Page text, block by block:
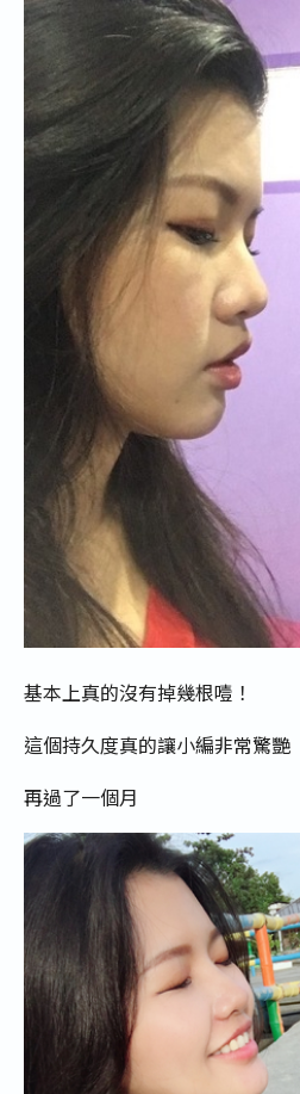
基本上真的沒有掉幾根噎！
這個持久度真的讓小編非常驚艷
再過了一個月